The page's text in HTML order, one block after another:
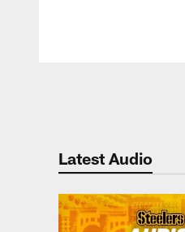
Latest Audio